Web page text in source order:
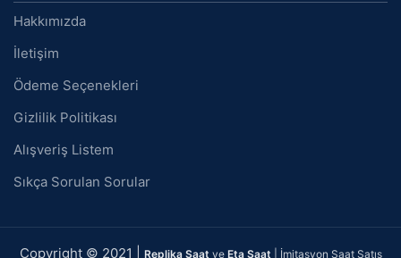
Hakkımızda
İletişim
Ödeme Seçenekleri
Gizlilik Politikası
Alışveriş Listem
Sıkça Sorulan Sorular
Copyright © 2021 | Replika Saat ve Eta Saat | İmitasyon Saat Satış